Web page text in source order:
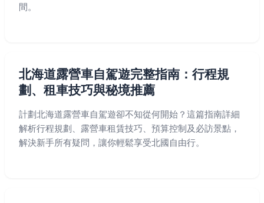
間。
北海道露營車自駕遊完整指南：行程規
劃、租車技巧與秘境推薦
計劃北海道露營車自駕遊卻不知從何開始？這篇指南詳細
解析行程規劃、露營車租賃技巧、預算控制及必訪景點，
解決新手所有疑問，讓你輕鬆享受北國自由行。